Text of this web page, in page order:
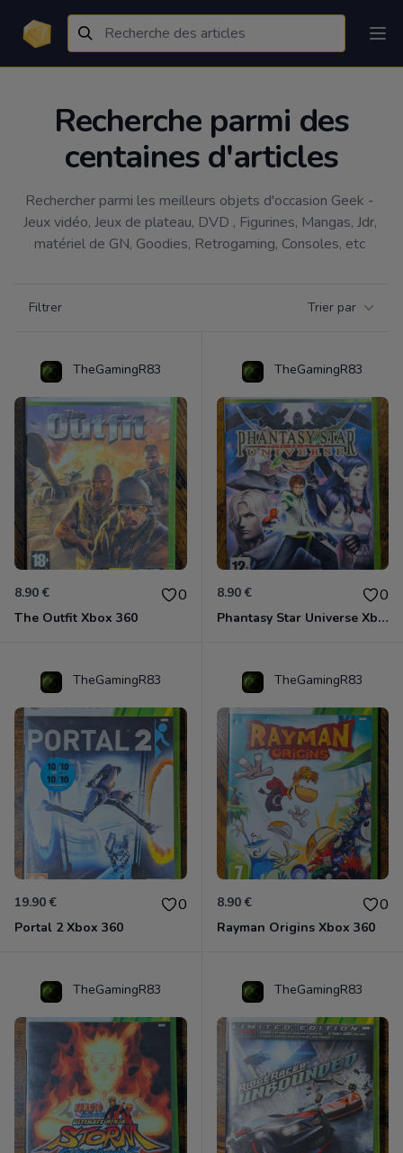
Recherche parmi des
centaines d'articles
Rechercher parmi les meilleurs objets d'occasion Geek -
Jeux vidéo, Jeux de plateau, DVD , Figurines, Mangas, Jdr,
matériel de GN, Goodies, Retrogaming, Consoles, etc
Filtrer Trier par
TheGamingR83
8.90 € 0
The Outfit Xbox 360
TheGamingR83
8.90 € 0
Phantasy Star Universe Xbox 360
TheGamingR83
19.90 € 0
Portal 2 Xbox 360
TheGamingR83
8.90 € 0
Rayman Origins Xbox 360
TheGamingR83 TheGamingR83